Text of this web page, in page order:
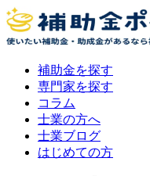
補助金を探す
専門家を探す
コラム
士業の方へ
士業ブログ
はじめての方